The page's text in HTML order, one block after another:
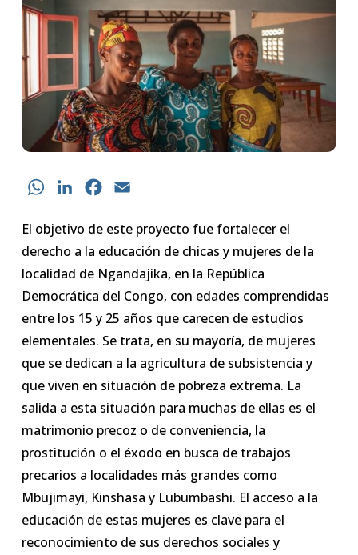
WhatsAppLinkedInFacebook
El objetivo de este proyecto fue fortalecer el
derecho a la educación de chicas y mujeres de la
localidad de Ngandajika, en la República
Democrática del Congo, con edades comprendidas
entre los 15 y 25 años que carecen de estudios
elementales. Se trata, en su mayoría, de mujeres
que se dedican a la agricultura de subsistencia y
que viven en situación de pobreza extrema. La
salida a esta situación para muchas de ellas es el
matrimonio precoz o de conveniencia, la
prostitución o el éxodo en busca de trabajos
precarios a localidades más grandes como
Mbujimayi, Kinshasa y Lubumbashi. El acceso a la
educación de estas mujeres es clave para el
reconocimiento de sus derechos sociales y